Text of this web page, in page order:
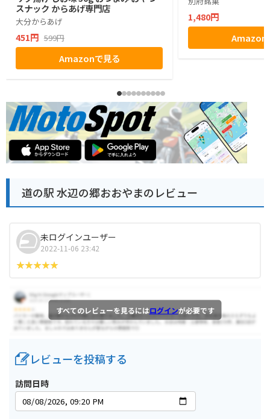
スナック からあげ専門店
大分からあげ
451円 599円
Amazonで見る
1,480円
Amazon
道の駅 水辺の郷おおやまのレビュー
未ログインユーザー
2022-11-06 23:42
すべてのレビューを見るにはログインが必要です
レビューを投稿する
訪問日時